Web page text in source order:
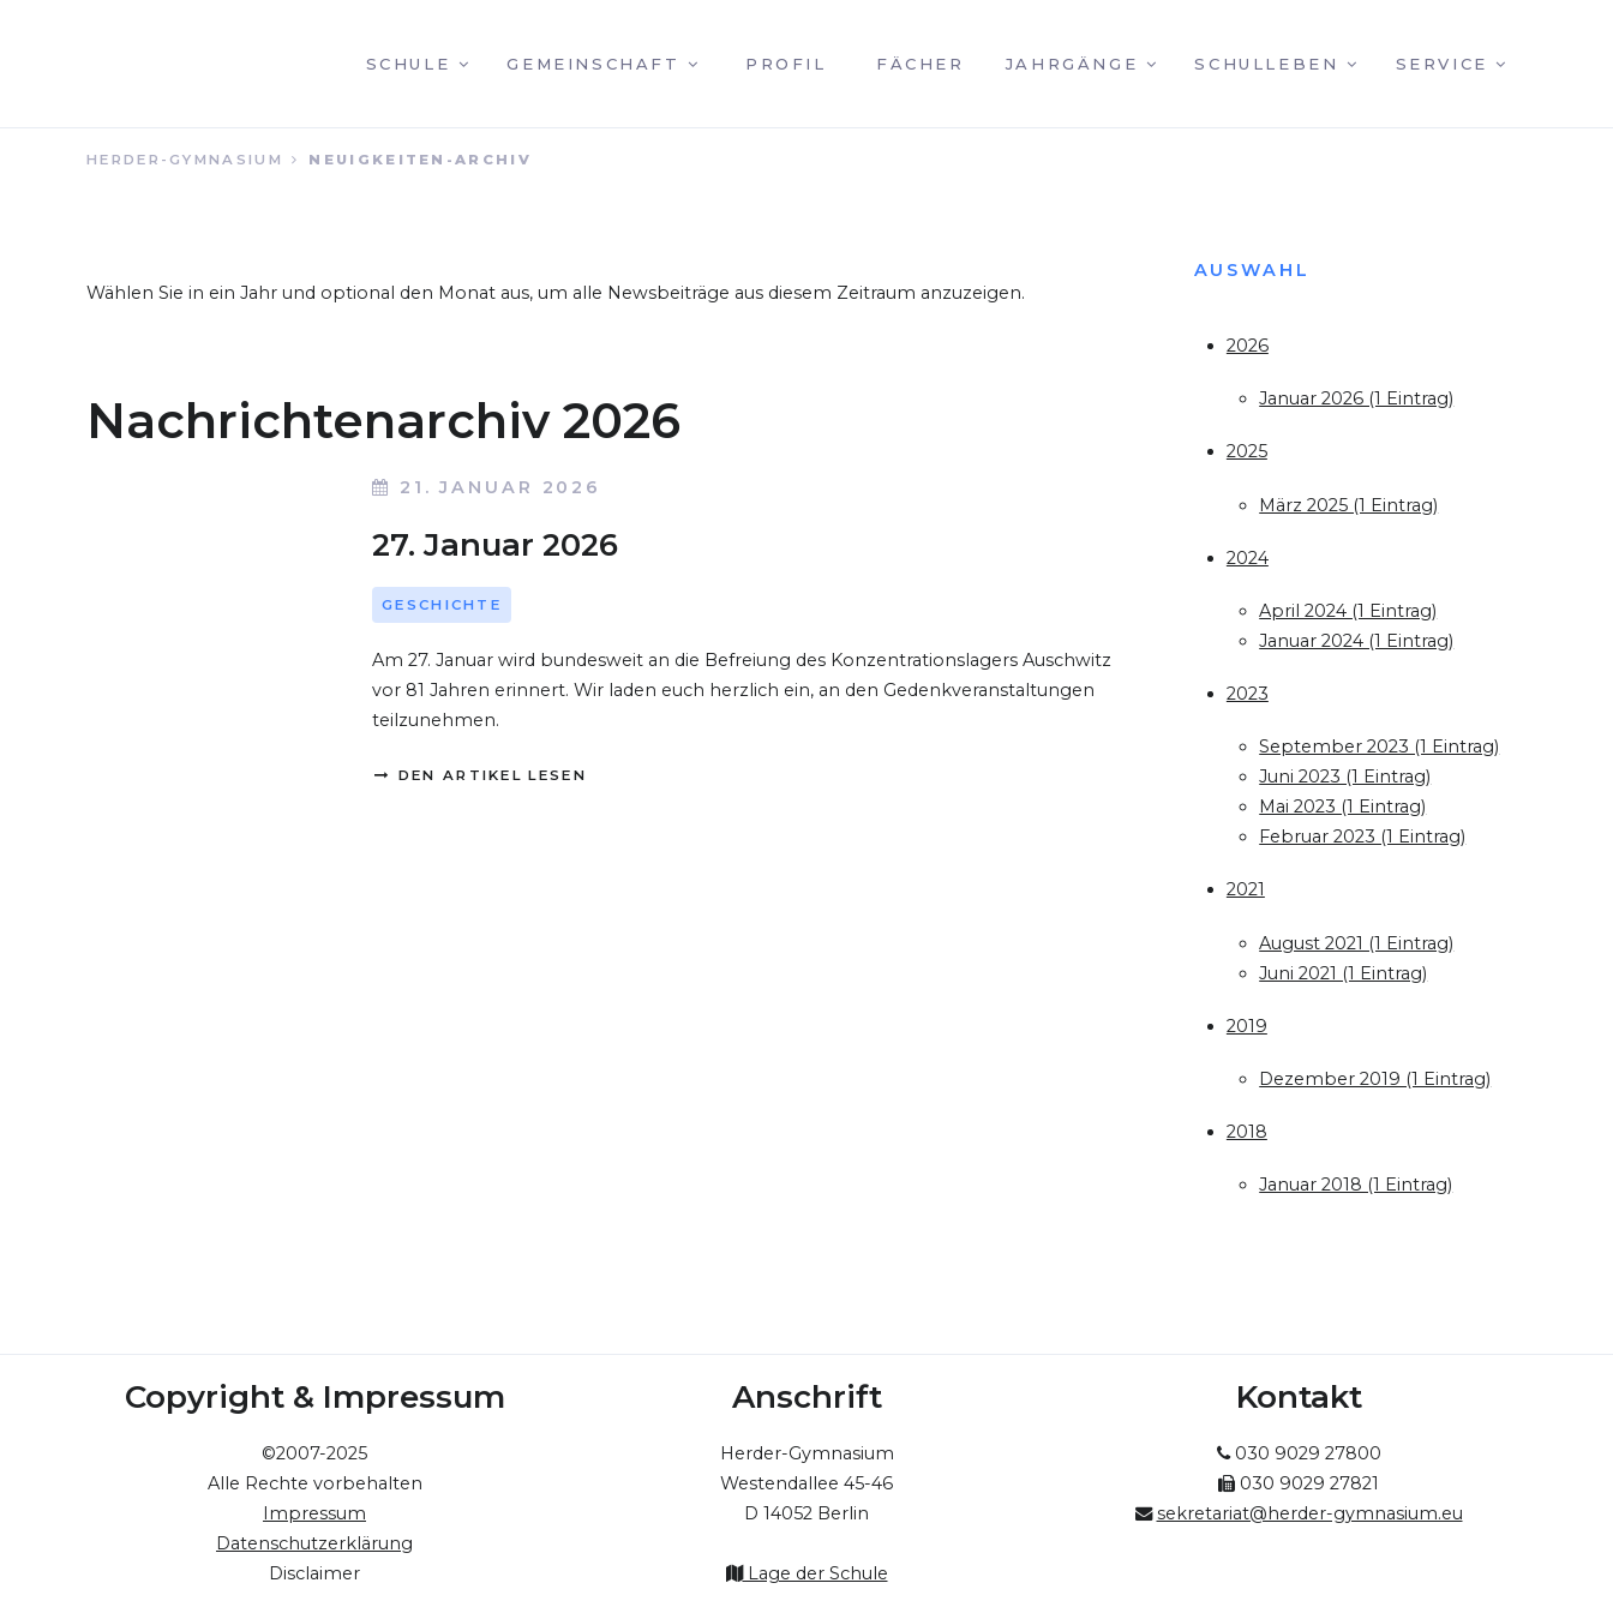
NAVIGATION
SCHULE GEMEINSCHAFT PROFIL FÄCHER JAHRGÄNGE SCHULLEBEN SERVICE
HERDER-GYMNASIUM NEUIGKEITEN-ARCHIV
Wählen Sie in ein Jahr und optional den Monat aus, um alle Newsbeiträge aus diesem Zeitraum anzuzeigen.
Nachrichtenarchiv 2026
21. JANUAR 2026
27. Januar 2026
GESCHICHTE
Am 27. Januar wird bundesweit an die Befreiung des Konzentrationslagers Auschwitz
vor 81 Jahren erinnert. Wir laden euch herzlich ein, an den Gedenkveranstaltungen
teilzunehmen.
DEN ARTIKEL LESEN
AUSWAHL
2026
Januar 2026 (1 Eintrag)
2025
März 2025 (1 Eintrag)
2024
April 2024 (1 Eintrag)
Januar 2024 (1 Eintrag)
2023
September 2023 (1 Eintrag)
Juni 2023 (1 Eintrag)
Mai 2023 (1 Eintrag)
Februar 2023 (1 Eintrag)
2021
August 2021 (1 Eintrag)
Juni 2021 (1 Eintrag)
2019
Dezember 2019 (1 Eintrag)
2018
Januar 2018 (1 Eintrag)
Copyright & Impressum
©2007-2025
Alle Rechte vorbehalten
Impressum
Datenschutzerklärung
Disclaimer
Anschrift
Herder-Gymnasium
Westendallee 45-46
D 14052 Berlin
Lage der Schule
Kontakt
030 9029 27800
030 9029 27821
sekretariat@herder-gymnasium.eu